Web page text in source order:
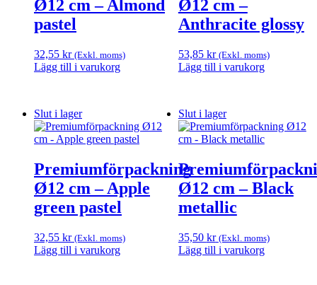
Ø12 cm – Almond
pastel
32,55 kr (Exkl. moms)
Lägg till i varukorg
Ø12 cm –
Anthracite glossy
53,85 kr (Exkl. moms)
Lägg till i varukorg
Slut i lager
Premiumförpackning
Ø12 cm – Apple
green pastel
32,55 kr (Exkl. moms)
Lägg till i varukorg
Slut i lager
Ø12 cm – Black
metallic
35,50 kr (Exkl. moms)
Lägg till i varukorg